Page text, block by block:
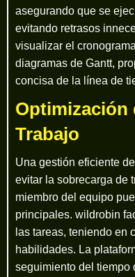
asegurando que se
evitando retrasos
visualizar el
diagramas de Gantt,
concisa de la línea de
Optimización
Trabajo
Una gestión eficiente
evitar la sobrecarga de
miembro del equipo
principales. wildrobin
las tareas, teniendo en
habilidades. La
seguimiento del tiempo